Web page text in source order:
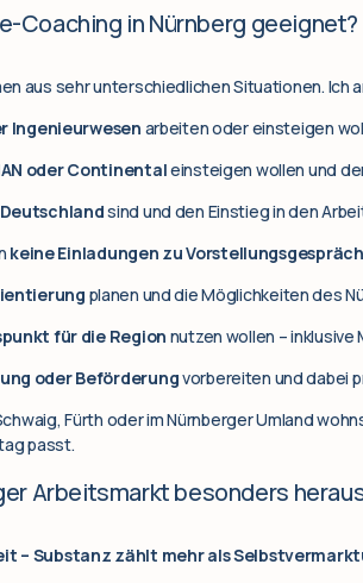
Coaching in Nürnberg geeignet?
aus sehr unterschiedlichen Situationen. Ich
Ingenieurwesen arbeiten oder einsteigen
oder Continentaleinsteigen wollen und
sind und den Einstieg in den
keine Einladungen zu
planen und die Möglichkeiten des
für die Region nutzen wollen –
oder Beförderungvorbereiten und dabei
Fürth oder im Nürnberger Umland
passt.
Arbeitsmarkt besonders
– Substanz zählt mehr als